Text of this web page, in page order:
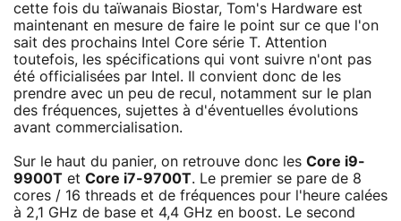
cette fois du taïwanais Biostar, Tom's Hardware est
maintenant en mesure de faire le point sur ce que l'on
sait des prochains Intel Core série T. Attention
toutefois, les spécifications qui vont suivre n'ont pas
été officialisées par Intel. Il convient donc de les
prendre avec un peu de recul, notamment sur le plan
des fréquences, sujettes à d'éventuelles évolutions
avant commercialisation.
Sur le haut du panier, on retrouve donc les Core i9-
9900T et Core i7-9700T. Le premier se pare de 8
cores / 16 threads et de fréquences pour l'heure calées
à 2,1 GHz de base et 4,4 GHz en boost. Le second